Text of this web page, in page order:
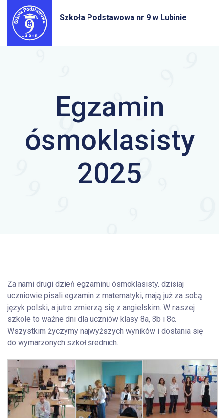
Szkoła Podstawowa nr 9 w Lubinie
Egzamin
ósmoklasisty
2025
Za nami drugi dzień egzaminu ósmoklasisty, dzisiaj
uczniowie pisali egzamin z matematyki, mają już za sobą
język polski, a jutro zmierzą się z angielskim. W naszej
szkole to ważne dni dla uczniów klasy 8a, 8b i 8c.
Wszystkim życzymy najwyższych wyników i dostania się
do wymarzonych szkół średnich.